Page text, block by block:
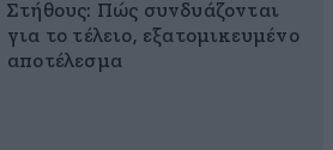
Στήθους: Πώς συνδυάζονται
για το τέλειο, εξατομικευμένο
αποτέλεσμα